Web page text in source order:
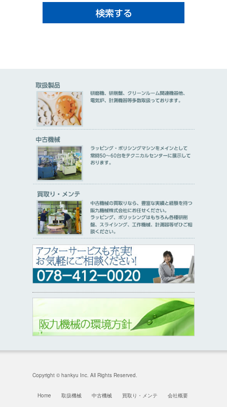
Copyright © hankyu Inc. All Rights Reserved.
Home 取扱機械 中古機械 買取り・メンテ 会社概要